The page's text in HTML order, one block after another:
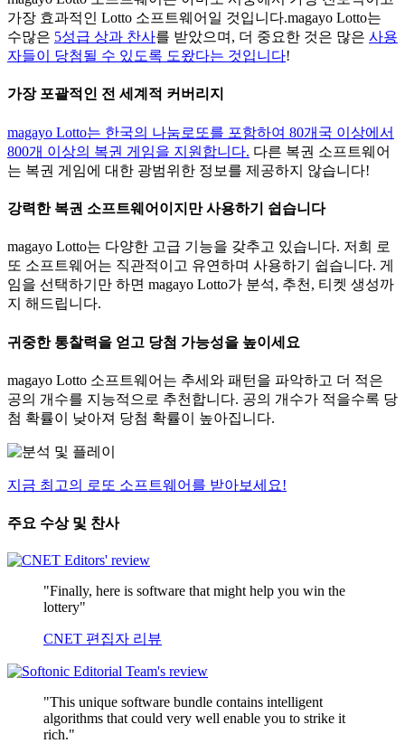
가장 효과적인 Lotto 소프트웨어일 것입니다.magayo Lotto는
수많은 5성급 상과 찬사를 받았으며, 더 중요한 것은 많은 사용
자들이 당첨될 수 있도록 도왔다는 것입니다!
가장 포괄적인 전 세계적 커버리지
magayo Lotto는 한국의 나눔로또를 포함하여 80개국 이상에서
800개 이상의 복권 게임을 지원합니다. 다른 복권 소프트웨어
는 복권 게임에 대한 광범위한 정보를 제공하지 않습니다!
강력한 복권 소프트웨어이지만 사용하기 쉽습니다
magayo Lotto는 다양한 고급 기능을 갖추고 있습니다. 저희 로
또 소프트웨어는 직관적이고 유연하며 사용하기 쉽습니다. 게
임을 선택하기만 하면 magayo Lotto가 분석, 추천, 티켓 생성까
지 해드립니다.
귀중한 통찰력을 얻고 당첨 가능성을 높이세요
magayo Lotto 소프트웨어는 추세와 패턴을 파악하고 더 적은
공의 개수를 지능적으로 추천합니다. 공의 개수가 적을수록 당
첨 확률이 낮아져 당첨 확률이 높아집니다.
지금 최고의 로또 소프트웨어를 받아보세요!
주요 수상 및 찬사
"Finally, here is software that might help you win the
lottery"
CNET 편집자 리뷰
"This unique software bundle contains intelligent
algorithms that could very well enable you to strike it
rich."